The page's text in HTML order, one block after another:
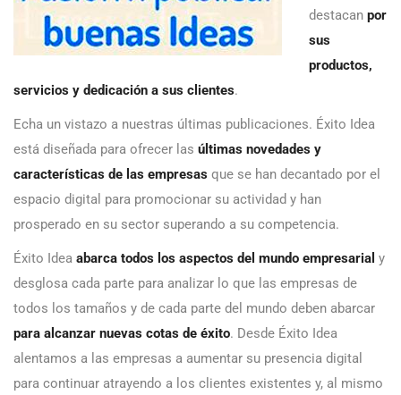
destacan por
sus
productos,
servicios y dedicación a sus clientes.
Echa un vistazo a nuestras últimas publicaciones. Éxito Idea
está diseñada para ofrecer las últimas novedades y
características de las empresas que se han decantado por el
espacio digital para promocionar su actividad y han
prosperado en su sector superando a su competencia.
Éxito Idea abarca todos los aspectos del mundo empresarial y
desglosa cada parte para analizar lo que las empresas de
todos los tamaños y de cada parte del mundo deben abarcar
para alcanzar nuevas cotas de éxito. Desde Éxito Idea
alentamos a las empresas a aumentar su presencia digital
para continuar atrayendo a los clientes existentes y, al mismo